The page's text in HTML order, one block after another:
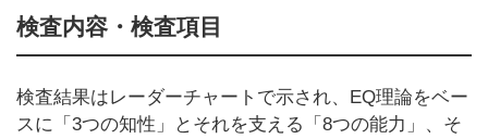
検査内容・検査項目
検査結果はレーダーチャートで示され、EQ理論をベー
スに「3つの知性」とそれを支える「8つの能力」、そ